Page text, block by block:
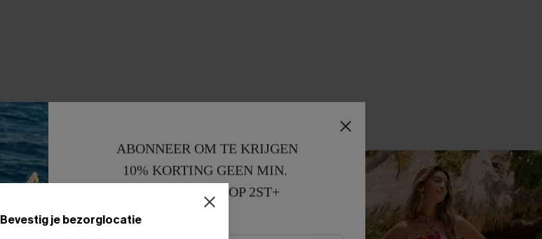
Bevestig je bezorglocatie
ABONNEER OM TE KRIJGEN
10% KORTING GEEN MIN.
15% KORTING OP 2ST+